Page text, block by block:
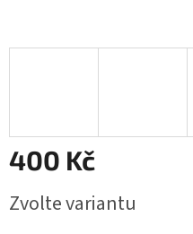
400 Kč
cena:
Zvolte variantu